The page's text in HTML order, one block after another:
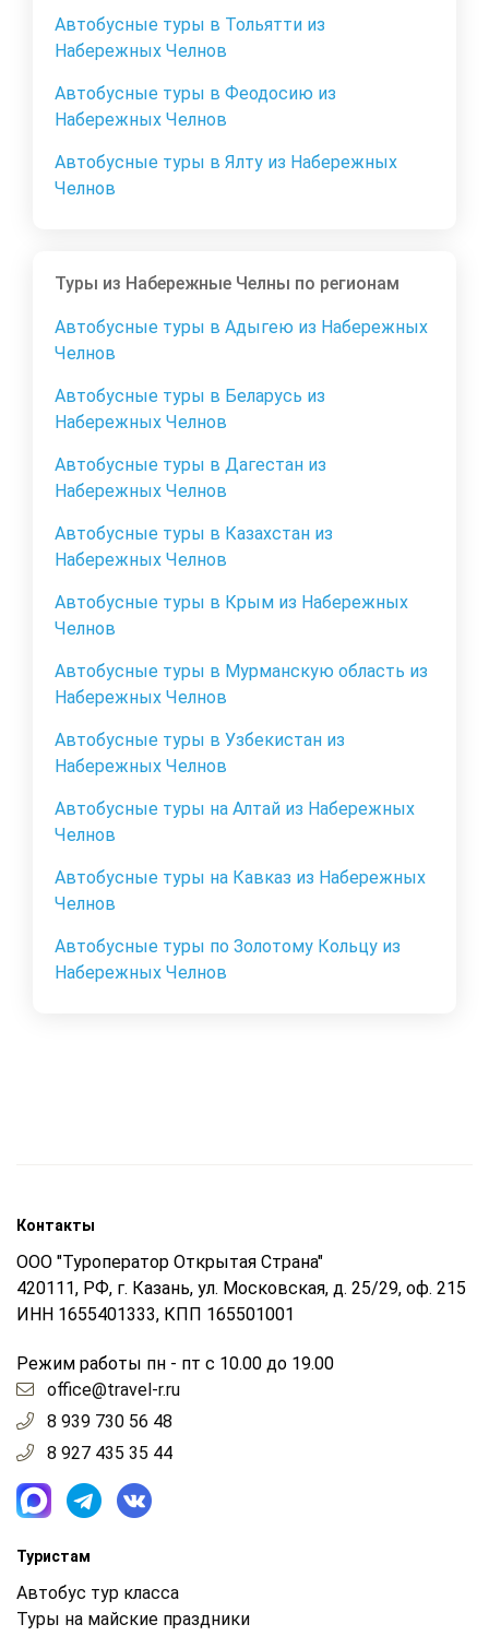
Автобусные туры в Тольятти из
Набережных Челнов
Автобусные туры в Феодосию из
Набережных Челнов
Автобусные туры в Ялту из Набережных
Челнов
Туры из Набережные Челны по регионам
Автобусные туры в Адыгею из Набережных
Челнов
Автобусные туры в Беларусь из
Набережных Челнов
Автобусные туры в Дагестан из
Набережных Челнов
Автобусные туры в Казахстан из
Набережных Челнов
Автобусные туры в Крым из Набережных
Челнов
Автобусные туры в Мурманскую область из
Набережных Челнов
Автобусные туры в Узбекистан из
Набережных Челнов
Автобусные туры на Алтай из Набережных
Челнов
Автобусные туры на Кавказ из Набережных
Челнов
Автобусные туры по Золотому Кольцу из
Набережных Челнов
Контакты
ООО "Туроператор Открытая Страна"
420111, РФ, г. Казань, ул. Московская, д. 25/29, оф. 215
ИНН 1655401333, КПП 165501001
Режим работы пн - пт с 10.00 до 19.00
office@travel-r.ru
8 939 730 56 48
8 927 435 35 44
Туристам
Автобус тур класса
Туры на майские праздники